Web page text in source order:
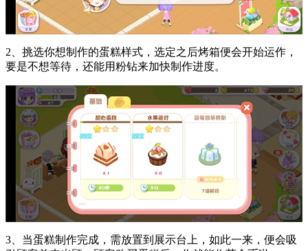
2、挑选你想制作的蛋糕样式，选定之后烤箱便会开始运作，
要是不想等待，还能用粉钻来加快制作进度。
3、当蛋糕制作完成，需放置到展示台上，如此一来，便会吸